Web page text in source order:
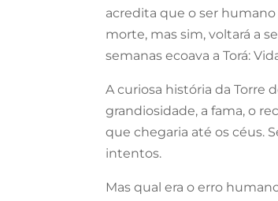
acredita que o ser
morte, mas sim, voltará a
semanas ecoava a Torá:
A curiosa história da Torre
grandiosidade, a fama, o
que chegaria até os céus.
intentos.
Mas qual era o erro